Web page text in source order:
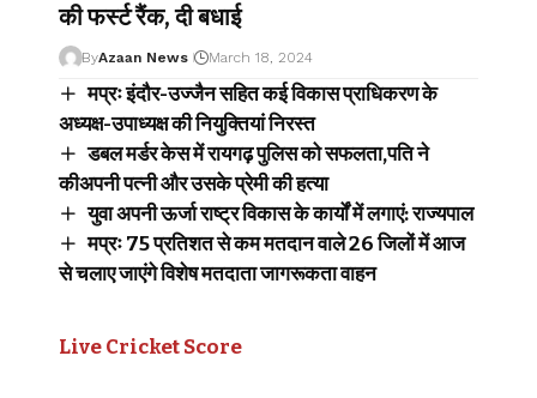
की फर्स्ट रैंक, दी बधाई
ByAzaan News March 18, 2024
मप्रः इंदौर-उज्जैन सहित कई विकास प्राधिकरण के
अध्यक्ष-उपाध्यक्ष की नियुक्तियां निरस्त
डबल मर्डर केस में रायगढ़ पुलिस को सफलता,पति ने
कीअपनी पत्नी और उसके प्रेमी की हत्या
युवा अपनी ऊर्जा राष्ट्र विकास के कार्यों में लगाएं: राज्यपाल
मप्रः 75 प्रतिशत से कम मतदान वाले 26 जिलों में आज
से चलाए जाएंगे विशेष मतदाता जागरूकता वाहन
Live Cricket Score